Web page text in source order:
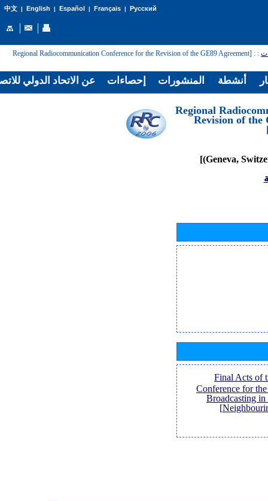
中文| English | Español | Français| Русский
:
: [Regional Radiocommunication Conference for the Revision of the GE89 Agreement
[Regional
Revision of the
[Final Acts of
Conference for
Broadcasting
عن الاتحاد الدولي إحصاءات المنشورات أنشطة